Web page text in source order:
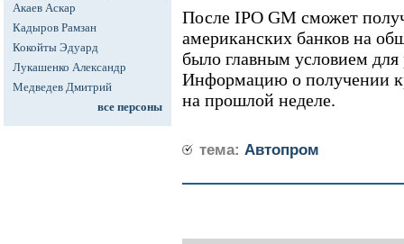
Акаев Аскар
Кадыров Рамзан
Кокойты Эдуард
Лукашенко Александр
Медведев Дмитрий
все персоны
После IPO GM сможет
американских банков на
было главным условием
Информацию о получении
на прошлой неделе.
тема: Автопром